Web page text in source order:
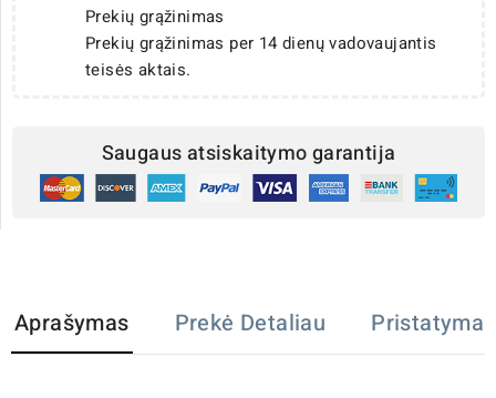
Prekių grąžinimas
Prekių grąžinimas per 14 dienų vadovaujantis
teisės aktais.
Saugaus atsiskaitymo garantija
Aprašymas Prekė Detaliau Pristatymas